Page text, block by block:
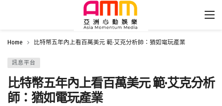
Home 比特幣五年內上看百萬美元 範·艾克分析師：猶如電玩產業
訊息平台
比特幣五年內上看百萬美元 範·艾克分析
師：猶如電玩產業